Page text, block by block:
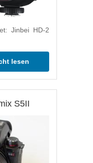
Jinbei HD-2
lesen
S5II